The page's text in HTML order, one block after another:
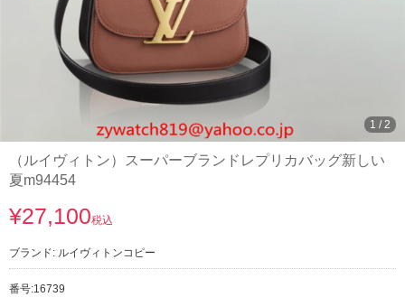
1 /2
（ルイヴィトン）スーパーブランドレプリカバッグ新しい
夏m94454
¥27,100税込
ブランド: ルイヴィトンコピー
番号:16739